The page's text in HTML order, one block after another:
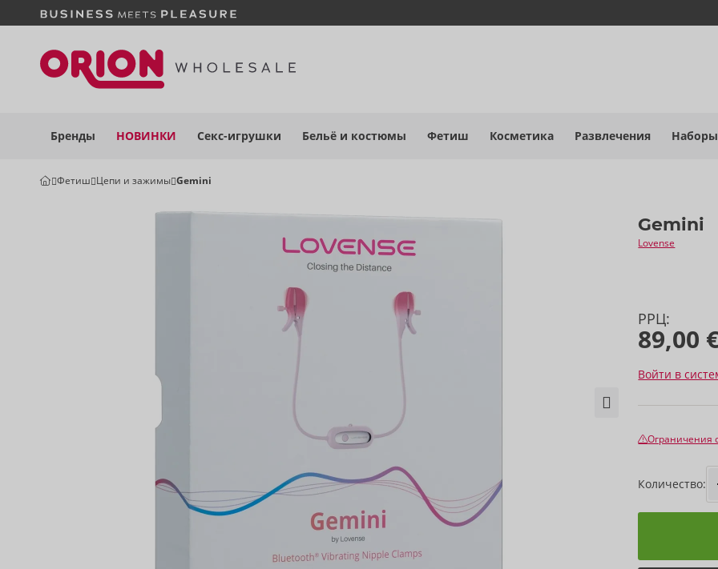
Бренды НОВИНКИ Секс-игрушки Бельё и костюмы Фетиш Косметика Развлечения Наборы
Фетиш Цепи и зажимы Gemini
Gemini
Lovense
РРЦ:
89,00
Войти в
Ограничения
Количество: